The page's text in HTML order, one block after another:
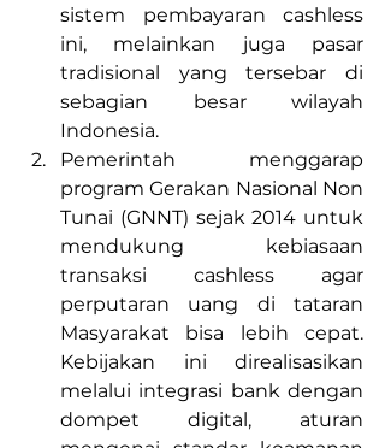
sistem pembayaran cashless
ini, melainkan juga pasar
tradisional yang tersebar di
sebagian besar wilayah
Indonesia.
Pemerintah menggarap
program Gerakan Nasional Non
Tunai (GNNT) sejak 2014 untuk
mendukung kebiasaan
transaksi cashless agar
perputaran uang di tataran
Masyarakat bisa lebih cepat.
Kebijakan ini direalisasikan
melalui integrasi bank dengan
dompet digital, aturan